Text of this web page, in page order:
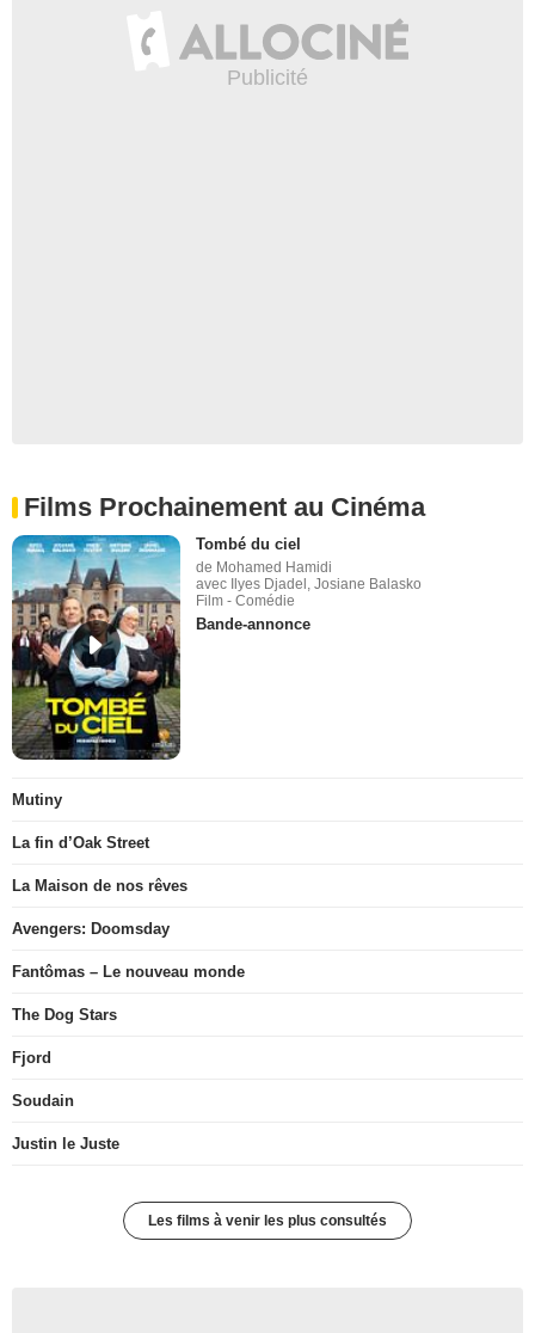
Films Prochainement au Cinéma
Tombé du ciel
de Mohamed Hamidi
avec Ilyes Djadel, Josiane Balasko
Film - Comédie
Bande-annonce
Mutiny
La fin d’Oak Street
La Maison de nos rêves
Avengers: Doomsday
Fantômas – Le nouveau monde
The Dog Stars
Fjord
Soudain
Justin le Juste
Les films à venir les plus consultés